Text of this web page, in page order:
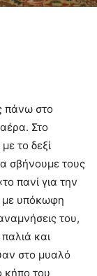
πάνω στο
Στο
το δεξί
σβήνουμε τους
πανί για την
με υπόκωφη
του,
και
στο μυαλό
κήπο του